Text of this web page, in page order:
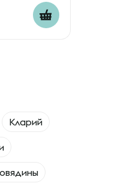
Кларий